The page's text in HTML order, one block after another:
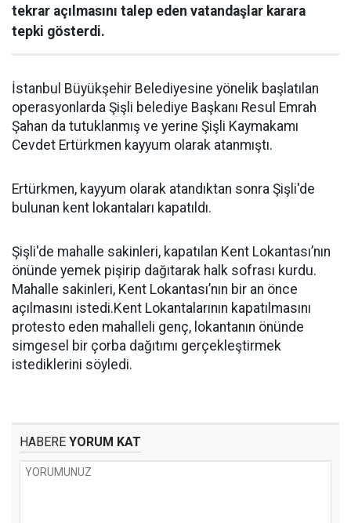
tekrar açılmasını talep eden vatandaşlar karara
tepki gösterdi.
İstanbul Büyükşehir Belediyesine yönelik başlatılan
operasyonlarda Şişli belediye Başkanı Resul Emrah
Şahan da tutuklanmış ve yerine Şişli Kaymakamı
Cevdet Ertürkmen kayyum olarak atanmıştı.
Ertürkmen, kayyum olarak atandıktan sonra Şişli'de
bulunan kent lokantaları kapatıldı.
Şişli'de mahalle sakinleri, kapatılan Kent Lokantası’nın
önünde yemek pişirip dağıtarak halk sofrası kurdu.
Mahalle sakinleri, Kent Lokantası’nın bir an önce
açılmasını istedi.Kent Lokantalarının kapatılmasını
protesto eden mahalleli genç, lokantanın önünde
simgesel bir çorba dağıtımı gerçekleştirmek
istediklerini söyledi.
HABERE YORUM KAT